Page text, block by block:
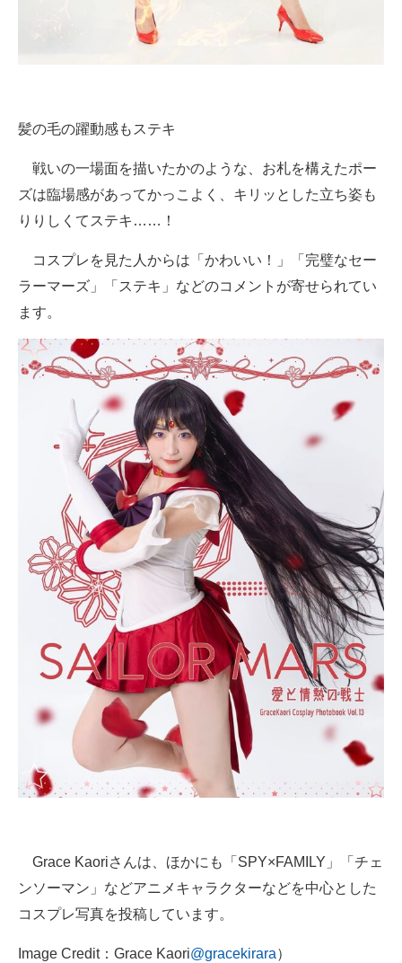
髪の毛の躍動感もステキ
戦いの一場面を描いたかのような、お札を構えたポー
ズは臨場感があってかっこよく、キリッとした立ち姿も
りりしくてステキ……！
コスプレを見た人からは「かわいい！」「完璧なセー
ラーマーズ」「ステキ」などのコメントが寄せられてい
ます。
Grace Kaoriさんは、ほかにも「SPY×FAMILY」「チェ
ンソーマン」などアニメキャラクターなどを中心とした
コスプレ写真を投稿しています。
Image Credit：Grace Kaori@gracekirara）